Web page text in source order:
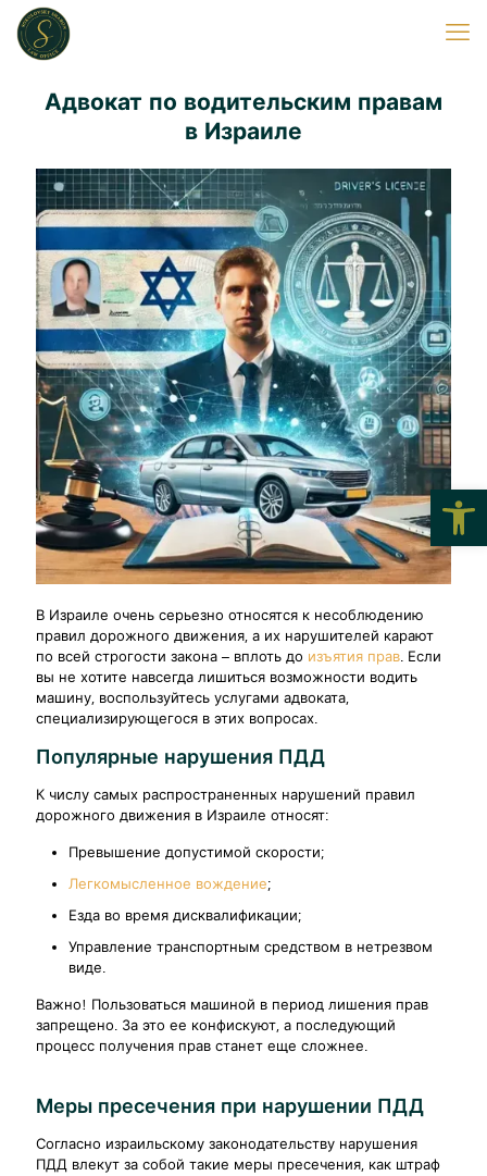
Адвокат по водительским правам
в Израиле
В Израиле очень серьезно относятся к несоблюдению
правил дорожного движения, а их нарушителей карают
по всей строгости закона – вплоть до изъятия прав. Если
вы не хотите навсегда лишиться возможности водить
машину, воспользуйтесь услугами адвоката,
специализирующегося в этих вопросах.
Популярные нарушения ПДД
К числу самых распространенных нарушений правил
дорожного движения в Израиле относят:
Превышение допустимой скорости;
Легкомысленное вождение;
Езда во время дисквалификации;
Управление транспортным средством в нетрезвом
виде.
Важно! Пользоваться машиной в период лишения прав
запрещено. За это ее конфискуют, а последующий
процесс получения прав станет еще сложнее.
Меры пресечения при нарушении ПДД
Согласно израильскому законодательству нарушения
ПДД влекут за собой такие меры пресечения, как штраф